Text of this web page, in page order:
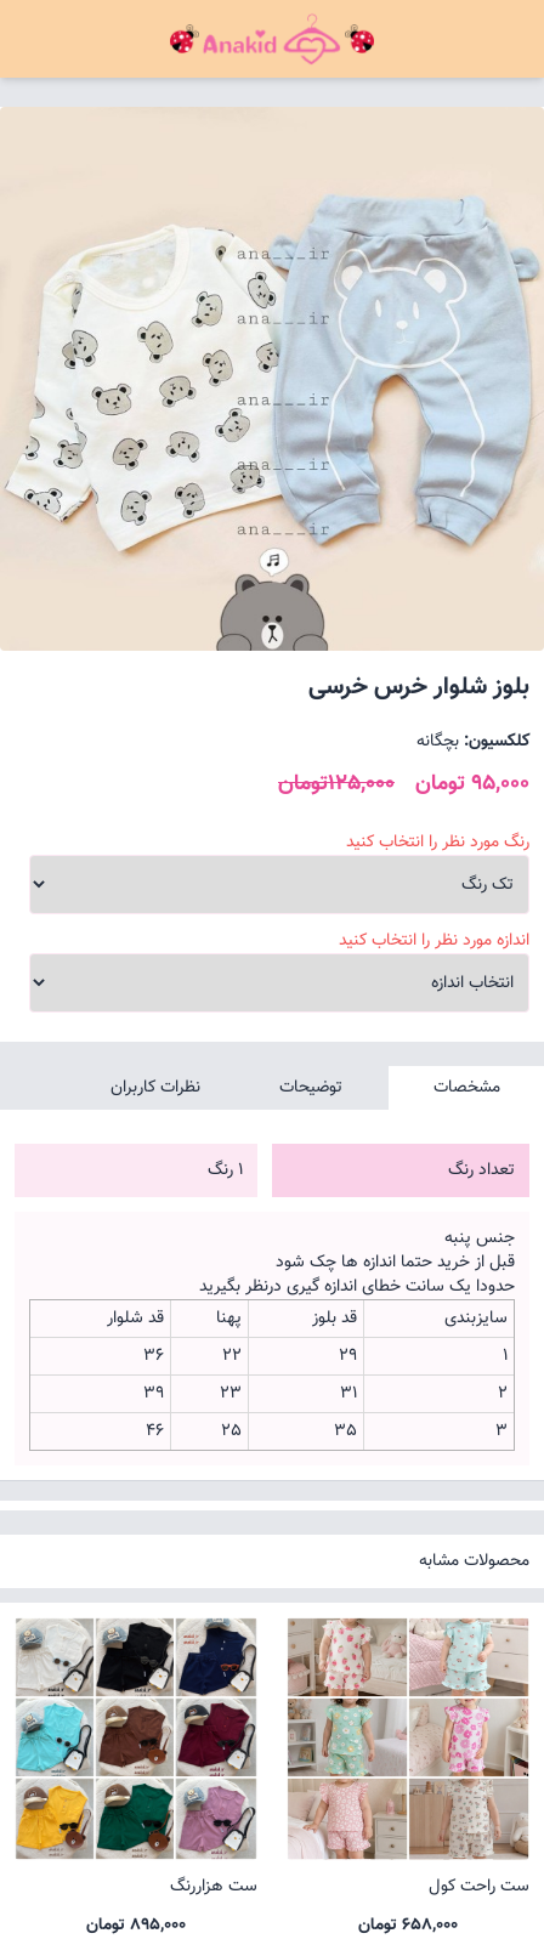
بلوز شلوار خرس خرسی
کلکسیون: بچگانه
95,000 تومان 125,000تومان
رنگ مورد نظر را انتخاب کنید
اندازه مورد نظر را انتخاب کنید
مشخصات توضیحات نظرات کاربران
تعداد رنگ 1 رنگ
جنس پنبه
قبل از خرید حتما اندازه ها چک شود
حدودا یک سانت خطای اندازه گیری درنظر بگیرید
سایزبندی
قد بلوز پهنا
قد شلوار
1
29
22
36
2
31
23
39
3
35
25
46
محصولات مشابه
ست راحت کول
658,000 تومان
ست هزاررنگ
895,000 تومان